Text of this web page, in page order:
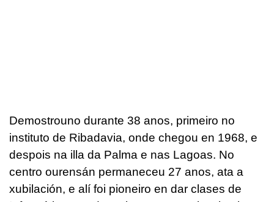
Demostrouno durante 38 anos, primeiro no
instituto de Ribadavia, onde chegou en 1968, e
despois na illa da Palma e nas Lagoas. No
centro ourensán permaneceu 27 anos, ata a
xubilación, e alí foi pioneiro en dar clases de